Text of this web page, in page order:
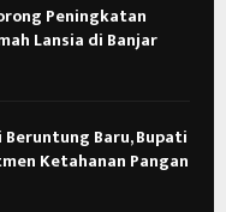
Peningkatan
Lansia di Banjar
Beruntung Baru, Bupati
Ketahanan Pangan